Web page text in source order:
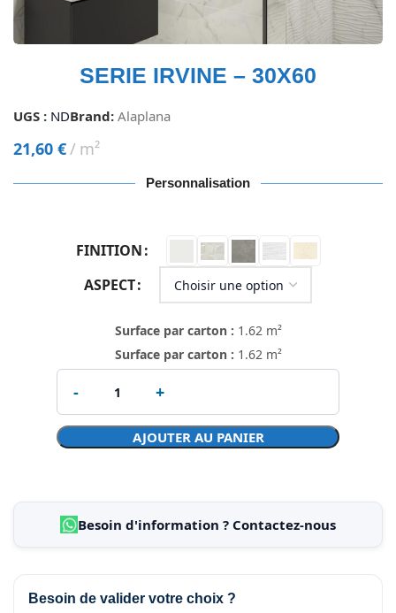
SERIE IRVINE – 30X60
UGS : NDBrand: Alaplana
21,60 € m²
Personnalisation
FINITION
ASPECT
Surface par carton : 1.62 m²
Surface par carton : 1.62 m²
AJOUTER AU PANIER
Besoin d'information ? Contactez-nous
Besoin de valider votre choix ?